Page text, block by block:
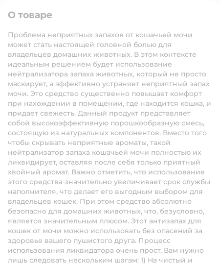
О товаре
Проблема неприятных запахов от кошачьей мочи
может стать настоящей головной болью для
владельцев домашних животных. В этом контексте
идеальным решением будет использование
нейтрализатора запаха животных, который не просто
маскирует, а эффективно устраняет неприятный запах
мочи. Это средство существенно повышает комфорт
при нахождении в помещении, где находится кошка, и
придает свежесть. Данный продукт представляет
собой высокоэффективную порошкообразную смесь,
состоящую из натуральных компонентов. Вместо того
чтобы скрывать неприятные ароматы, такой
нейтрализатор запаха кошачьей мочи полностью их
ликвидирует, оставляя после себя только приятный
хвойный аромат. Важно отметить, что использование
этого средства значительно увеличивает срок службы
наполнителя, что делает его выгодным выбором для
владельцев кошек. При этом средство абсолютно
безопасно для домашних животных, что, безусловно,
является значительным плюсом. Этот антизапах для
кошек от мочи можно использовать без опасений за
здоровье вашего пушистого друга. Процесс
использования ликвидатора очень прост. Вам нужно
лишь следовать нескольким шагам: 1) На чистый и